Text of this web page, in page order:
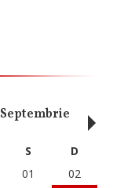
Septembrie
S
D
01
02